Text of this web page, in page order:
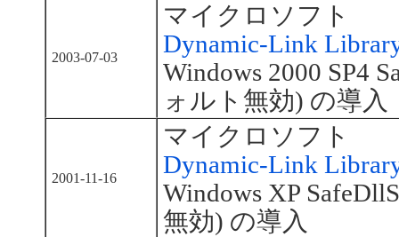
2003-07-03
マイクロソフト
Dynamic-Link
Windows 2000 SP4
ォルト無効) の導入
2001-11-16
マイクロソフト
Dynamic-Link
Windows XP
無効) の導入